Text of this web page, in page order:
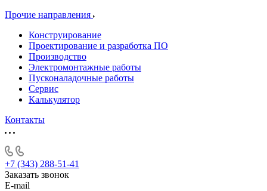
Прочие направления
Конструирование
Проектирование и разработка ПО
Производство
Электромонтажные работы
Пусконаладочные работы
Сервис
Калькулятор
Контакты
+7 (343) 288-51-41
Заказать звонок
E-mail